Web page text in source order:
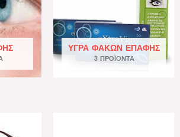
ΥΓΡΆ ΦΑΚΏΝ ΕΠΑΦΉΣ
3 ΠΡΟΪΌΝΤΑ